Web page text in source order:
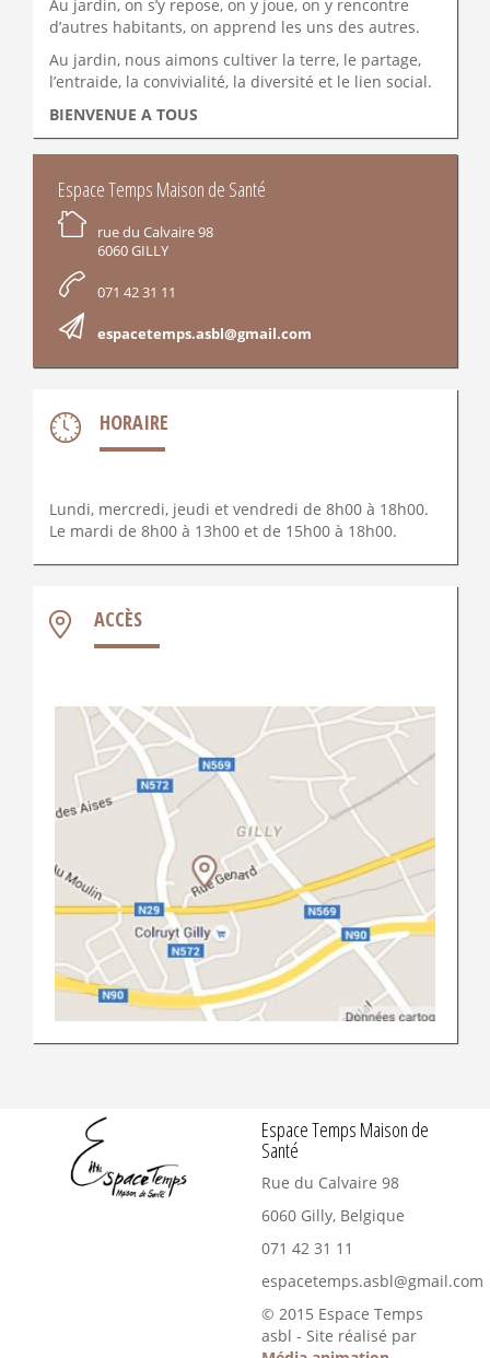
Au jardin, on s’y repose, on y joue, on y rencontre
d’autres habitants, on apprend les uns des autres.
Au jardin, nous aimons cultiver la terre, le partage,
l’entraide, la convivialité, la diversité et le lien social.
BIENVENUE A TOUS
INFORMATIONS
Espace Temps Maison de Santé
rue du Calvaire 98
6060 GILLY
071 42 31 11
espacetemps.asbl@gmail.com
HORAIRE
Lundi, mercredi, jeudi et vendredi de 8h00 à 18h00.
Le mardi de 8h00 à 13h00 et de 15h00 à 18h00.
ACCÈS
Espace Temps Maison de
Santé
Rue du Calvaire 98
6060 Gilly, Belgique
071 42 31 11
espacetemps.asbl@gmail.com
© 2015 Espace Temps
asbl - Site réalisé par